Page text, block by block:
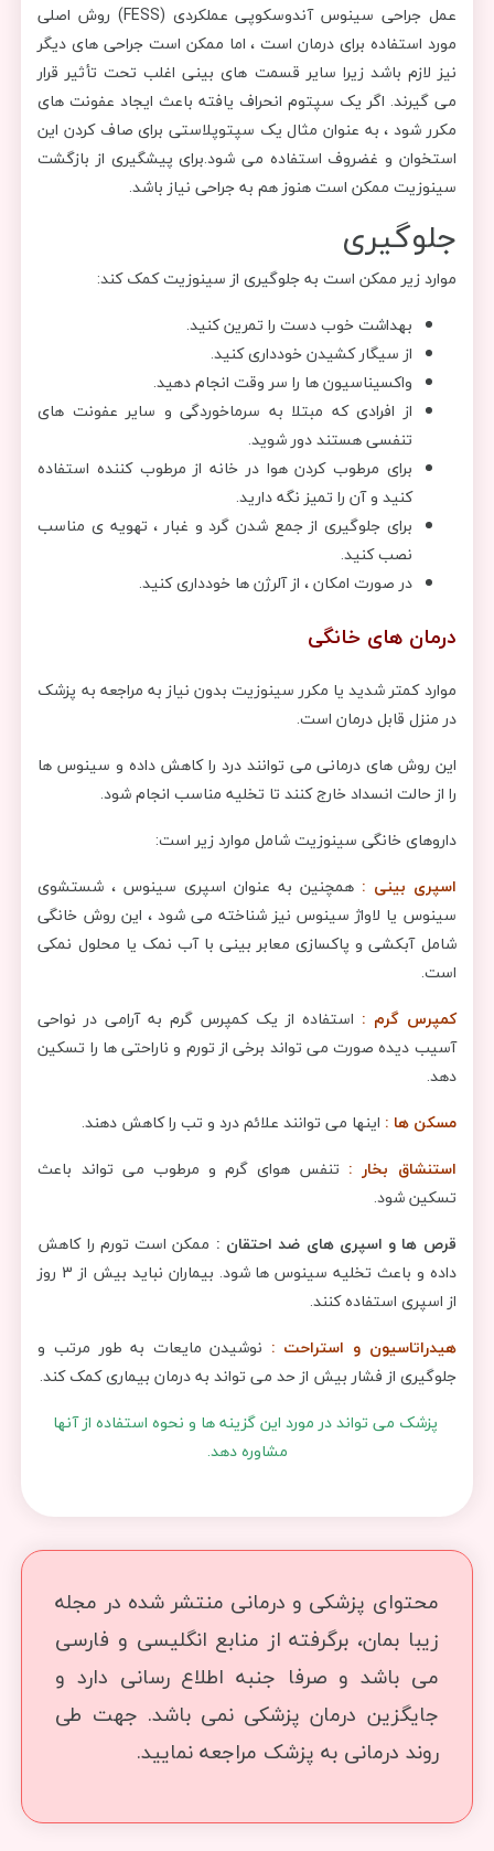
عمل جراحی سینوس آندوسکوپی عملکردی (FESS) روش اصلی
مورد استفاده برای درمان است ، اما ممکن است جراحی های دیگر
نیز لازم باشد زیرا سایر قسمت های بینی اغلب تحت تأثیر قرار
می گیرند. اگر یک سپتوم انحراف یافته باعث ایجاد عفونت های
مکرر شود ، به عنوان مثال یک سپتوپلاستی برای صاف کردن این
استخوان و غضروف استفاده می شود.برای پیشگیری از بازگشت
سینوزیت ممکن است هنوز هم به جراحی نیاز باشد.
جلوگیری
موارد زیر ممکن است به جلوگیری از سینوزیت کمک کند:
بهداشت خوب دست را تمرین کنید.
از سیگار کشیدن خودداری کنید.
واکسیناسیون ها را سر وقت انجام دهید.
از افرادی که مبتلا به سرماخوردگی و سایر عفونت های
تنفسی هستند دور شوید.
برای مرطوب کردن هوا در خانه از مرطوب کننده استفاده
کنید و آن را تمیز نگه دارید.
برای جلوگیری از جمع شدن گرد و غبار ، تهویه ی مناسب
نصب کنید.
در صورت امکان ، از آلرژن ها خودداری کنید.
درمان های خانگی
موارد کمتر شدید یا مکرر سینوزیت بدون نیاز به مراجعه به پزشک
در منزل قابل درمان است.
این روش های درمانی می توانند درد را کاهش داده و سینوس ها
را از حالت انسداد خارج کنند تا تخلیه مناسب انجام شود.
داروهای خانگی سینوزیت شامل موارد زیر است:
اسپری بینی : همچنین به عنوان اسپری سینوس ، شستشوی
سینوس یا لاواژ سینوس نیز شناخته می شود ، این روش خانگی
شامل آبکشی و پاکسازی معابر بینی با آب نمک یا محلول نمکی
است.
کمپرس گرم : استفاده از یک کمپرس گرم به آرامی در نواحی
آسیب دیده صورت می تواند برخی از تورم و ناراحتی ها را تسکین
دهد.
مسکن ها : اینها می توانند علائم درد و تب را کاهش دهند.
استنشاق بخار : تنفس هوای گرم و مرطوب می تواند باعث
تسکین شود.
قرص ها و اسپری های ضد احتقان : ممکن است تورم را کاهش
داده و باعث تخلیه سینوس ها شود. بیماران نباید بیش از 3 روز
از اسپری استفاده کنند.
هیدراتاسیون و استراحت : نوشیدن مایعات به طور مرتب و
جلوگیری از فشار بیش از حد می تواند به درمان بیماری کمک کند.
پزشک می تواند در مورد این گزینه ها و نحوه استفاده از آنها
مشاوره دهد.
محتوای پزشکی و درمانی منتشر شده در مجله
زیبا بمان، برگرفته از منابع انگلیسی و فارسی
می باشد و صرفا جنبه اطلاع رسانی دارد و
جایگزین درمان پزشکی نمی باشد. جهت طی
روند درمانی به پزشک مراجعه نمایید.